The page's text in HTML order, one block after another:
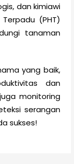
dan kimiawi
(PHT)
tanaman
yang baik,
dan
monitoring
serangan
sukses!